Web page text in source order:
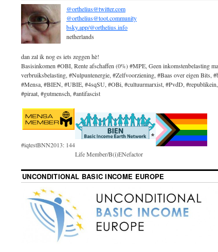
@orthelius@twitter.com
@orthelius@toot.community
bsky.app/@orthelius.info
netherlands
dan zal ik nog es iets zeggen hè!
Basisinkomen #OBI, Rente afschaffen (0%) #MPE, Geen inkomstenbelasting
verbruiksbelasting, #Nulpuntenergie, #Zelfvoorziening, #Baas over eigen Bits,
#Mensa, #BIEN, #UBIE, #4sqSU, #OBi, #cultuurmarxist, #PvdD,
#piraat, #gutmensch, #antifascist
#iqtestBNN2013: 144
Life Member/B(i)ENefactor
UNCONDITIONAL BASIC INCOME EUROPE